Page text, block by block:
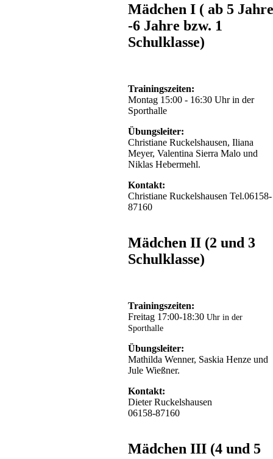
Mädchen I ( ab 5 Jahre
-6 Jahre bzw. 1
Schulklasse)
Trainingszeiten:
Montag 15:00 - 16:30 Uhr in der
Sporthalle
Übungsleiter:
Christiane Ruckelshausen, Iliana
Meyer, Valentina Sierra Malo und
Niklas Hebermehl.
Kontakt:
Christiane Ruckelshausen Tel.06158-
87160
Mädchen II (2 und 3
Schulklasse)
Trainingszeiten:
Freitag 17:00-18:30 Uhr in der
Sporthalle
Übungsleiter:
Mathilda Wenner, Saskia Henze und
Jule Wießner.
Kontakt:
Dieter Ruckelshausen
06158-87160
Mädchen III (4 und 5